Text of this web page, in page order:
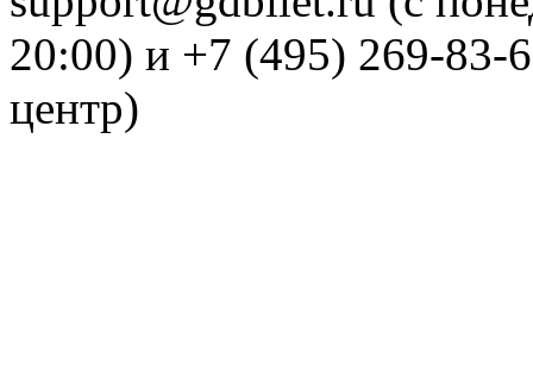
20:00) и +7 (495) 269-83-
центр)